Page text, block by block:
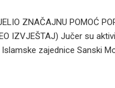
ZNAČAJNU POMOĆ
IZVJEŠTAJ) Jučer su
Islamske zajednice Sanski